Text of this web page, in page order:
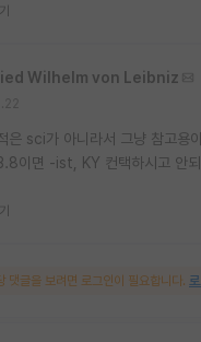
Wilhelm von Leibniz
은 sci가 아니라서 그냥 참고용
이면 -ist, KY 컨택하시고 안
댓글을 보려면 로그인이 필요합니다.